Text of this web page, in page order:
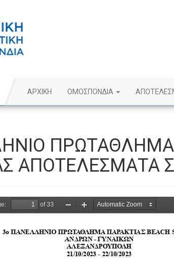
ΑΡΧΙΚΗ ΟΜΟΣΠΟΝΔΙΑ
ΠΡΩΤΑΘΛΗΜΑ
ΑΠΟΤΕΛΕΣΜΑΤΑ